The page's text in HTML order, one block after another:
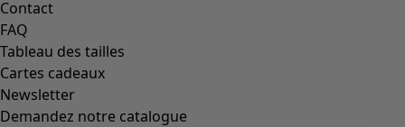
Contact
FAQ
Tableau des tailles
Cartes cadeaux
Newsletter
Demandez notre catalogue